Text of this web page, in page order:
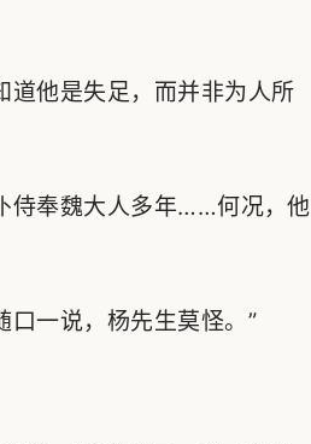
道他是失足，而并非为人所
侍奉魏大人多年……何况，他
口一说，杨先生莫怪。”